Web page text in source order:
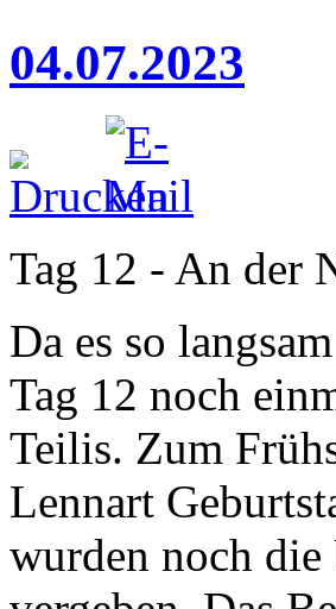
04.07.2023
Tag 12 - An der
Da es so
Tag 12 noch
Teilis. Zum
Lennart
wurden noch